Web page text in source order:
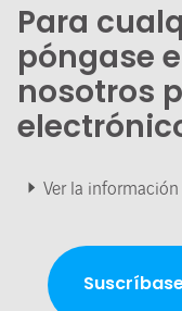
Para
póngase
nosotros
Ver la